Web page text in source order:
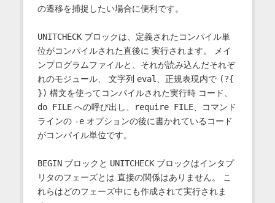
の遷移を捕捉したい場合に便利です。
UNITCHECKブロックは、定義されたコンパイル単
位がコンパイルされた直後に 実行されます。 メイ
ンプログラムファイルと、それが読み込んだそれぞ
れのモジュール、 文字列 eval 、正規表現内で (?{
}) 構文を使ってコンパイルされた実行時 コード、
do FILEへの呼び出し、 require FILE、コマンド
ラインの -eオプションの後に書かれているコード
がコンパイル単位です。
BEGINブロックと UNITCHECKブロックはインタプ
リタのフェーズとは 直接の関係はありません。 こ
れらはどのフェーズ中にも作成されて実行されま